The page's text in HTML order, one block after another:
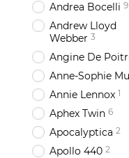
Andrea Bocelli 9
Andrew Lloyd
Webber 3
Angine De
Anne-Sophie
Annie Lennox 1
Aphex Twin 6
Apocalyptica 2
Apollo 440 2